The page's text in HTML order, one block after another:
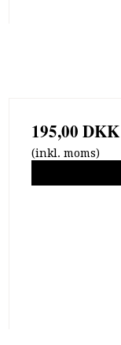
195,00 DKK
(inkl. moms)